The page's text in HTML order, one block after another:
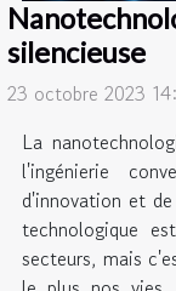
silencieuse
23 octobre 2023
La
l'ingénierie
d'innovation et
technologique
secteurs, mais